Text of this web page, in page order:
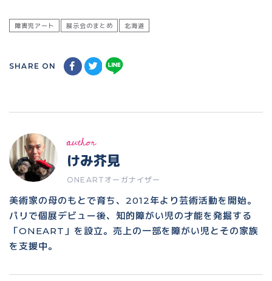
障害児アート 展示会のまとめ 北海道
SHARE ON
author
けみ芥見
ONEARTオーガナイザー
美術家の母のもとで育ち、2012年より芸術活動を開始。
パリで個展デビュー後、知的障がい児の才能を発掘する
「ONEART」を設立。売上の一部を障がい児とその家族
を支援中。